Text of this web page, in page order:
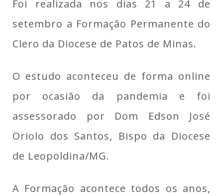
Foi realizada nos dias 21 a 24 de
setembro a Formação Permanente do
Clero da Diocese de Patos de Minas.
O estudo aconteceu de forma online
por ocasião da pandemia e foi
assessorado por Dom Edson José
Oriolo dos Santos, Bispo da Diocese
de Leopoldina/MG.
A Formação acontece todos os anos,